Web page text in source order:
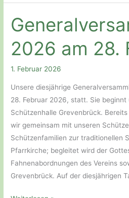
Grevenbrück
vom
12.
bis
14.
Juni
2026 am 28.
1. Februar 2026
Unsere diesjährige
28. Februar 2026, statt. Sie
Schützenhalle Grevenbrück.
wir gemeinsam mit unseren
Schützenfamilien zur traditionellen
Pfarrkirche; begleitet wird der
Fahnenabordnungen des Vereins
Grevenbrück. Auf der diesjährigen